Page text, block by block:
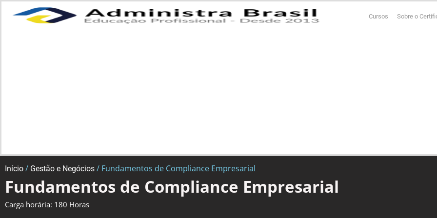
Cursos Sobre o
Início / Gestão e Negócios / Fundamentos de Compliance Empresarial
Fundamentos de Compliance Empresarial
Carga horária: 180 Horas